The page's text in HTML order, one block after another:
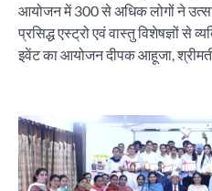
आयोजन में 300 से अधिक लोगों ने
प्रसिद्ध एस्ट्रो एवं वास्तु विशेषज्ञों से
इवेंट का आयोजन दीपक आहूजा,
2
“वोकल फॉर
का बढ़ता कदम,
भव्य भारत व्यापार
City uday